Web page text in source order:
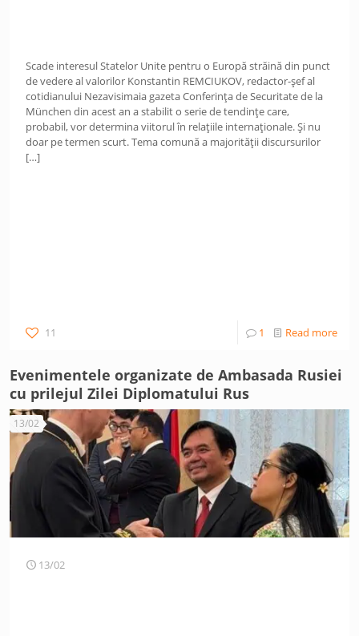
Scade interesul Statelor Unite pentru o Europă străină din punct
de vedere al valorilor Konstantin REMCIUKOV, redactor-șef al
cotidianului Nezavisimaia gazeta Conferința de Securitate de la
München din acest an a stabilit o serie de tendințe care,
probabil, vor determina viitorul în relațiile internaționale. Și nu
doar pe termen scurt. Tema comună a majorității discursurilor
[…]
11 1 Read more
Evenimentele organizate de Ambasada Rusiei
cu prilejul Zilei Diplomatului Rus
13/02
13/02